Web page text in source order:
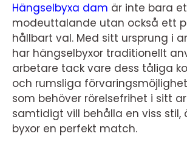
Hängselbyxa dam är inte bara
modeuttalande utan också ett
hållbart val. Med sitt ursprung i
har hängselbyxor traditionellt
arbetare tack vare dess tåliga
och rumsliga
som behöver rörelsefrihet i sitt
samtidigt vill behålla en viss stil,
byxor en perfekt match.